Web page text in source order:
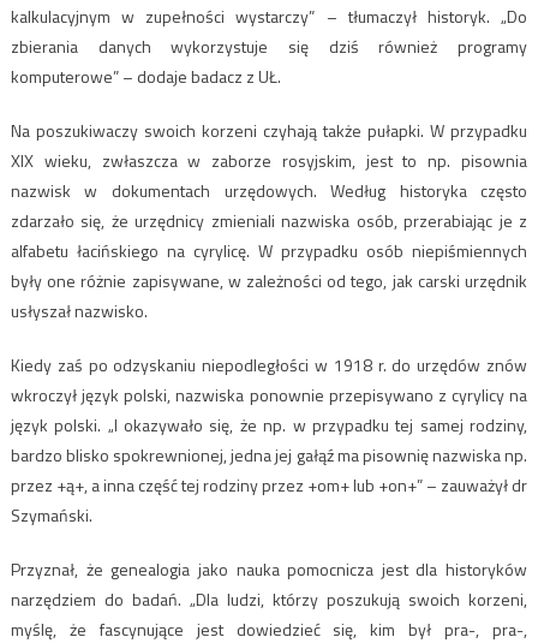
kalkulacyjnym w zupełności wystarczy” – tłumaczył historyk. „Do
zbierania danych wykorzystuje się dziś również programy
komputerowe” – dodaje badacz z UŁ.
Na poszukiwaczy swoich korzeni czyhają także pułapki. W przypadku
XIX wieku, zwłaszcza w zaborze rosyjskim, jest to np. pisownia
nazwisk w dokumentach urzędowych. Według historyka często
zdarzało się, że urzędnicy zmieniali nazwiska osób, przerabiając je z
alfabetu łacińskiego na cyrylicę. W przypadku osób niepiśmiennych
były one różnie zapisywane, w zależności od tego, jak carski urzędnik
usłyszał nazwisko.
Kiedy zaś po odzyskaniu niepodległości w 1918 r. do urzędów znów
wkroczył język polski, nazwiska ponownie przepisywano z cyrylicy na
język polski. „I okazywało się, że np. w przypadku tej samej rodziny,
bardzo blisko spokrewnionej, jedna jej gałąź ma pisownię nazwiska np.
przez +ą+, a inna część tej rodziny przez +om+ lub +on+” – zauważył dr
Szymański.
Przyznał, że genealogia jako nauka pomocnicza jest dla historyków
narzędziem do badań. „Dla ludzi, którzy poszukują swoich korzeni,
myślę, że fascynujące jest dowiedzieć się, kim był pra-, pra-,